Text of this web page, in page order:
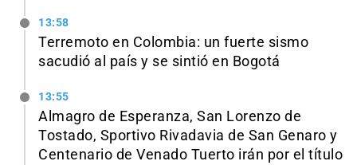
13:58
Terremoto en Colombia: un fuerte sismo
sacudió al país y se sintió en Bogotá
13:55
Almagro de Esperanza, San Lorenzo de
Tostado, Sportivo Rivadavia de San Genaro y
Centenario de Venado Tuerto irán por el título